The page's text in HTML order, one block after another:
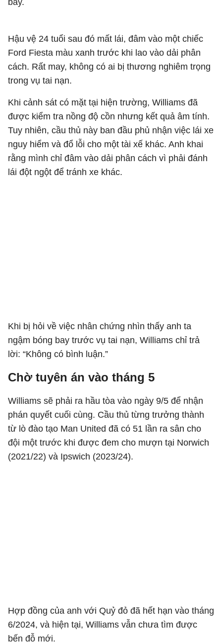
bay.
Hậu vệ 24 tuổi sau đó mất lái, đâm vào một chiếc
Ford Fiesta màu xanh trước khi lao vào dải phân
cách. Rất may, không có ai bị thương nghiêm trọng
trong vụ tai nạn.
Khi cảnh sát có mặt tại hiện trường, Williams đã
được kiểm tra nồng độ cồn nhưng kết quả âm tính.
Tuy nhiên, cầu thủ này ban đầu phủ nhận việc lái xe
nguy hiểm và đổ lỗi cho một tài xế khác. Anh khai
rằng mình chỉ đâm vào dải phân cách vì phải đánh
lái đột ngột để tránh xe khác.
Khi bị hỏi về việc nhân chứng nhìn thấy anh ta
ngậm bóng bay trước vụ tai nạn, Williams chỉ trả
lời: “Không có bình luận.”
Chờ tuyên án vào tháng 5
Williams sẽ phải ra hầu tòa vào ngày 9/5 để nhận
phán quyết cuối cùng. Cầu thủ từng trưởng thành
từ lò đào tạo Man United đã có 51 lần ra sân cho
đội một trước khi được đem cho mượn tại Norwich
(2021/22) và Ipswich (2023/24).
Hợp đồng của anh với Quỷ đỏ đã hết hạn vào tháng
6/2024, và hiện tại, Williams vẫn chưa tìm được
bến đỗ mới.